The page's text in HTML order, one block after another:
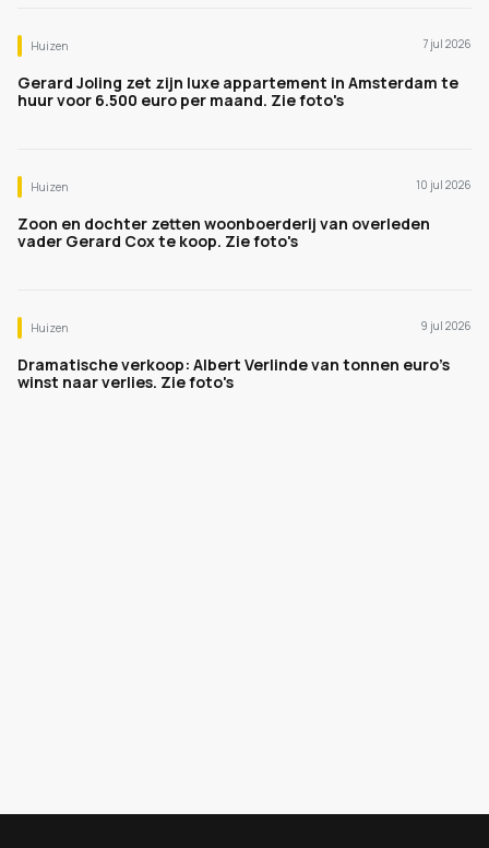
Huizen 7 jul 2026
Gerard Joling zet zijn luxe appartement in Amsterdam te
huur voor 6.500 euro per maand. Zie foto's
Huizen 10 jul 2026
Zoon en dochter zetten woonboerderij van overleden
vader Gerard Cox te koop. Zie foto's
Huizen 9 jul 2026
Dramatische verkoop: Albert Verlinde van tonnen euro's
winst naar verlies. Zie foto's